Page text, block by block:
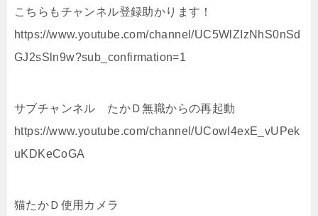
こちらもチャンネル登録助かります！
https://www.youtube.com/channel/UC5WlZIzNhS0nSd
GJ2sSln9w?sub_confirmation=1
サブチャンネル たかＤ無職からの再起動
https://www.youtube.com/channel/UCowI4exE_vUPek
uKDKeCoGA
猫たかＤ使用カメラ